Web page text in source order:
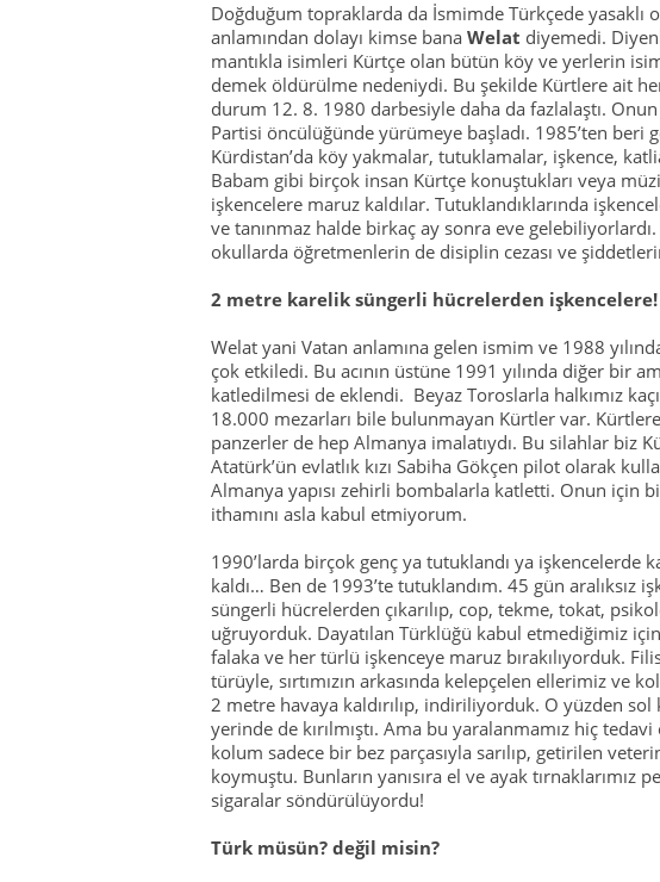
Doğduğum topraklarda da İsmimde Türkçede yasaklı
anlamından dolayı kimse bana Welat diyemedi.
mantıkla isimleri Kürtçe olan bütün köy ve yerlerin
demek öldürülme nedeniydi. Bu şekilde Kürtlere ait
durum 12. 8. 1980 darbesiyle daha da fazlalaştı.
Partisi öncülüğünde yürümeye başladı. 1985’ten
Kürdistan’da köy yakmalar, tutuklamalar, işkence,
Babam gibi birçok insan Kürtçe konuştukları veya
işkencelere maruz kaldılar. Tutuklandıklarında
ve tanınmaz halde birkaç ay sonra eve
okullarda öğretmenlerin de disiplin cezası ve
2 metre karelik süngerli hücrelerden işkencelere!
Welat yani Vatan anlamına gelen ismim ve 1988
çok etkiledi. Bu acının üstüne 1991 yılında diğer bir
katledilmesi de eklendi. Beyaz Toroslarla halkımız
18.000 mezarları bile bulunmayan Kürtler var.
panzerler de hep Almanya imalatıydı. Bu silahlar biz
Atatürk’ün evlatlık kızı Sabiha Gökçen pilot olarak
Almanya yapısı zehirli bombalarla katletti. Onun için
ithamını asla kabul etmiyorum.
1990’larda birçok genç ya tutuklandı ya işkencelerde
kaldı… Ben de 1993’te tutuklandım. 45 gün aralıksız
süngerli hücrelerden çıkarılıp, cop, tekme, tokat,
uğruyorduk. Dayatılan Türklüğü kabul etmediğimiz
falaka ve her türlü işkenceye maruz bırakılıyorduk.
türüyle, sırtımızın arkasında kelepçelen ellerimiz ve
2 metre havaya kaldırılıp, indiriliyorduk. O yüzden
yerinde de kırılmıştı. Ama bu yaralanmamız hiç
kolum sadece bir bez parçasıyla sarılıp, getirilen
koymuştu. Bunların yanısıra el ve ayak tırnaklarımız
sigaralar söndürülüyordu!
Türk müsün? değil misin?